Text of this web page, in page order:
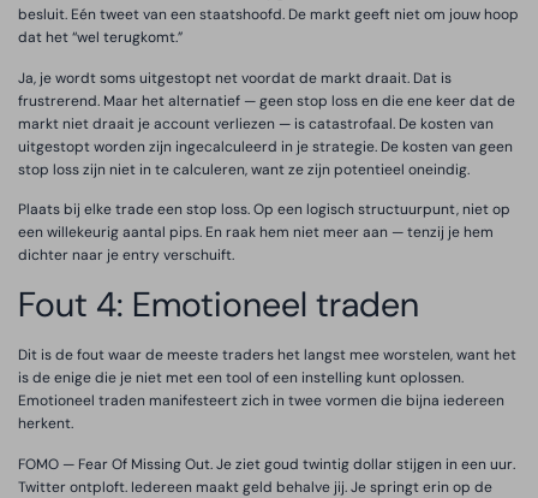
besluit. Eén tweet van een staatshoofd. De markt geeft niet om jouw hoop
dat het “wel terugkomt.”
Ja, je wordt soms uitgestopt net voordat de markt draait. Dat is
frustrerend. Maar het alternatief — geen stop loss en die ene keer dat de
markt niet draait je account verliezen — is catastrofaal. De kosten van
uitgestopt worden zijn ingecalculeerd in je strategie. De kosten van geen
stop loss zijn niet in te calculeren, want ze zijn potentieel oneindig.
Plaats bij elke trade een stop loss. Op een logisch structuurpunt, niet op
een willekeurig aantal pips. En raak hem niet meer aan — tenzij je hem
dichter naar je entry verschuift.
Fout 4: Emotioneel traden
Dit is de fout waar de meeste traders het langst mee worstelen, want het
is de enige die je niet met een tool of een instelling kunt oplossen.
Emotioneel traden manifesteert zich in twee vormen die bijna iedereen
herkent.
FOMO — Fear Of Missing Out. Je ziet goud twintig dollar stijgen in een uur.
Twitter ontploft. Iedereen maakt geld behalve jij. Je springt erin op de